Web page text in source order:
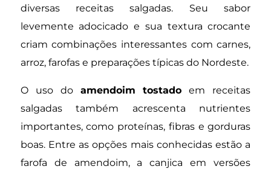
diversas receitas salgadas. Seu sabor
levemente adocicado e sua textura crocante
criam combinações interessantes com carnes,
arroz, farofas e preparações típicas do Nordeste.
O uso do amendoim tostado em receitas
salgadas também acrescenta nutrientes
importantes, como proteínas, fibras e gorduras
boas. Entre as opções mais conhecidas estão a
farofa de amendoim, a canjica em versões